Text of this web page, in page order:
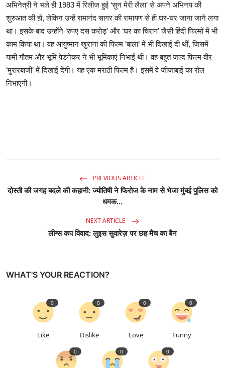
अभिनेत्री ने भले ही 1983 में रिलीज हुई ‘सुन मेरी लैला’ से अपने अभिनय की
शुरुआत की हो, लेकिन उन्हें रामानंद सागर की रामायण से ही घर-घर जाना जाने लगा
था। इसके बाद उन्होंने ‘रुपए दस करोड़’ और ‘घर का चिराग’ जैसी हिंदी फिल्मों में भी
काम किया था। वह आयुष्मान खुराना की फिल्म ‘बाला’ में भी दिखाई दी थीं, जिसमें
यामी गौतम और भूमि पेडनेकर ने भी भूमिकाएं निभाई थीं। वह बहुत जल्द फिल्म वीर
‘मुरारबाजी’ में दिखाई देंगी। यह एक मराठी फिल्म है। इसमें वे जीजाबाई का रोल
निभाएंगी।
PREVIOUS ARTICLE
दोस्ती की जगह बदले की कहानी: ज्योतिषी ने फिरोज के नाम से भेजा मुंबई पुलिस को
धमक...
NEXT ARTICLE
लीग्स कप विवाद: लुइस सुवारेज़ पर छह मैच का बैन
WHAT'S YOUR REACTION?
Like
0
Dislike
0
Love
0
Funny
0
0 0 0